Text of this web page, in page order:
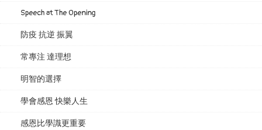
Speech at The Opening
防疫 抗逆 振翼
常專注 達理想
明智的選擇
學會感恩 快樂人生
感恩比學識更重要